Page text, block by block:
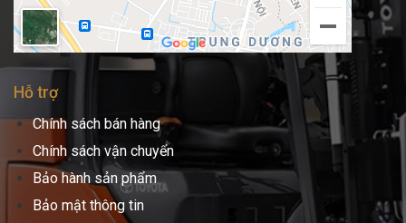
Hỗ trợ
Chính sách bán hàng
Chính sách vận chuyển
Bảo hành sản phẩm
Bảo mật thông tin